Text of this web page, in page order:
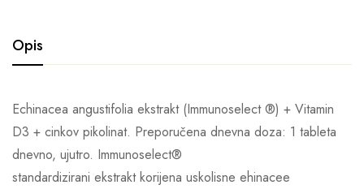
Opis
Echinacea angustifolia ekstrakt (Immunoselect ®) + Vitamin
D3 + cinkov pikolinat. Preporučena dnevna doza: 1 tableta
dnevno, ujutro. Immunoselect®
standardizirani ekstrakt korijena uskolisne ehinacee